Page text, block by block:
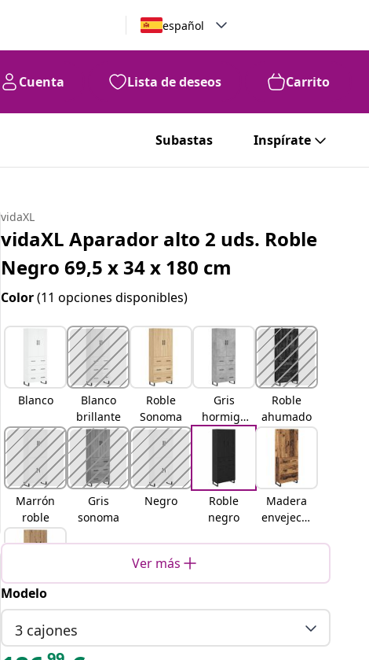
español
Cuenta Lista de deseos Carrito
Subastas Inspírate
vidaXL
vidaXL Aparador alto 2 uds. Roble
Negro 69,5 x 34 x 180 cm
Color(11 opciones disponibles)
Blanco
Blanco
brillante
Roble
Sonoma
Gris
hormigó
n
Roble
ahumado
Marrón
roble
Gris
sonoma
Negro
Roble
negro
Madera
envejecid
Roble
Ver más
Modelo
3 cajones